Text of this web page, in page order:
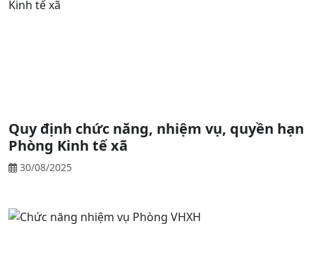
Quy định chức năng, nhiệm vụ, quyền hạn
Phòng Kinh tế xã
30/08/2025